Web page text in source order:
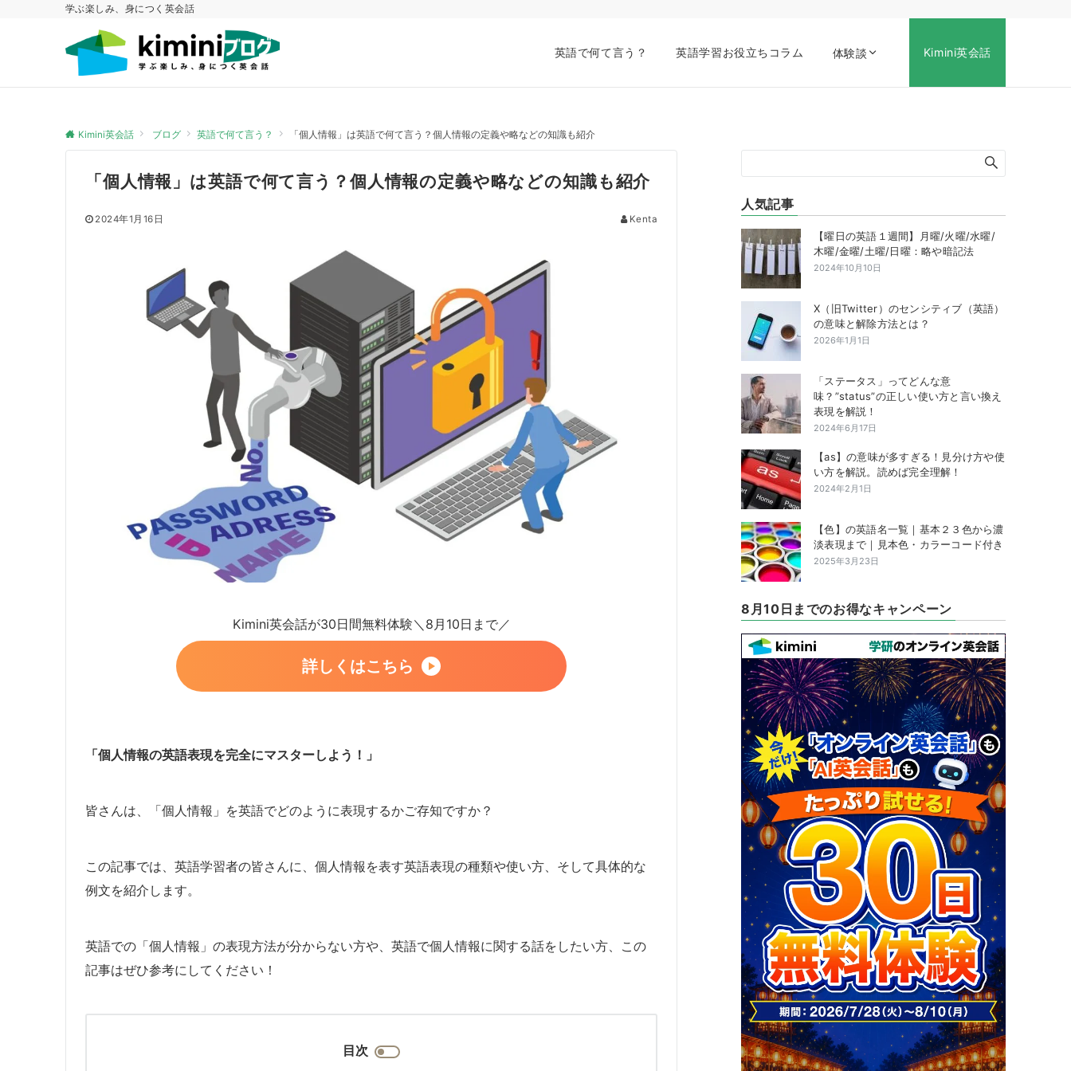
学ぶ楽しみ、身につく英会話
英語で何て言う？ 英語学習お役立ちコラム 体験談 Kimini英会話
Kimini英会話 ブログ 英語で何て言う？ 「個人情報」は英語で何て言う？個人情報の定義や略などの知識も紹介
「個人情報」は英語で何て言う？個人情報の定義や略などの知識も紹介
2024年1月16日 Kenta
Kimini英会話が30日間無料体験＼8月10日まで／
詳しくはこちら
「個人情報の英語表現を完全にマスターしよう！」
皆さんは、「個人情報」を英語でどのように表現するかご存知ですか？
この記事では、英語学習者の皆さんに、個人情報を表す英語表現の種類や使い方、そして具体的な
例文を紹介します。
英語での「個人情報」の表現方法が分からない方や、英語で個人情報に関する話をしたい方、この
記事はぜひ参考にしてください！
目次
人気記事
【曜日の英語１週間】月曜/火曜/水曜/
木曜/金曜/土曜/日曜：略や暗記法
2024年10月10日
X（旧Twitter）のセンシティブ（英語）
の意味と解除方法とは？
2026年1月1日
「ステータス」ってどんな意
味？”status”の正しい使い方と言い換え
表現を解説！
2024年6月17日
【as】の意味が多すぎる！見分け方や使
い方を解説。読めば完全理解！
2024年2月1日
【色】の英語名一覧｜基本２３色から濃
淡表現まで｜見本色・カラーコード付き
2025年3月23日
8月10日までのお得なキャンペーン